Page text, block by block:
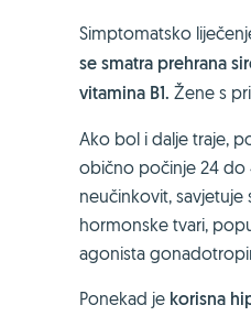
Simptomatsko
se smatra prehrana
vitamina B1. Žene s
Ako bol i dalje traje,
obično počinje 24 do
neučinkovit,
hormonske tvari,
agonista
Ponekad je korisna